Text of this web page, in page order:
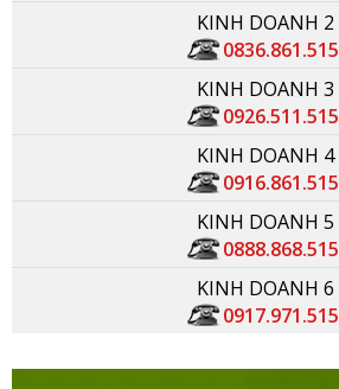
Giới thiệu về Công...
Ủng hộ, hỗ trợ và...
KINH DOANH 2
0836.861.515
KINH DOANH 3
0926.511.515
KINH DOANH 4
0916.861.515
KINH DOANH 5
0888.868.515
KINH DOANH 6
0917.971.515